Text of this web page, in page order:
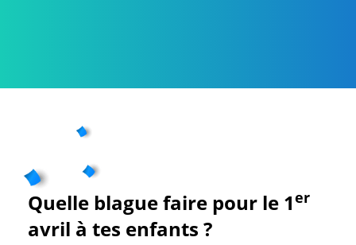
Quelle blague faire pour le 1er
avril à tes enfants ?